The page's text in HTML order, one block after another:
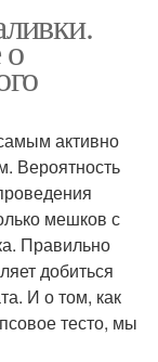
активно
Вероятность
мешков с
Правильно
добиться
И о том, как
тесто, мы